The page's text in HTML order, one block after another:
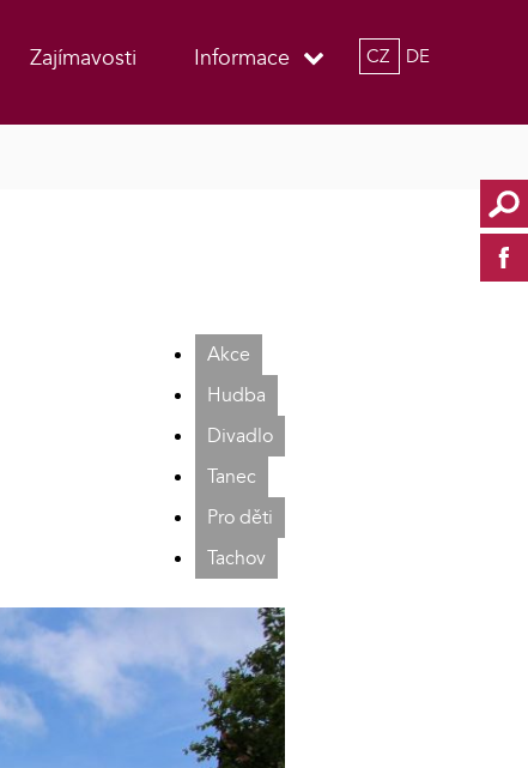
Zajímavosti Informace CZ DE
Akce
Hudba
Divadlo
Tanec
Pro děti
Tachov